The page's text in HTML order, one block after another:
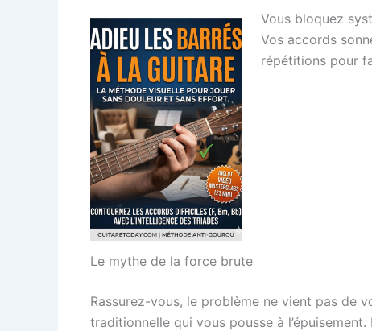
Vous bloquez
Vos accords
répétitions pour
Le mythe de la force brute
Rassurez-vous, le problème ne vient pas de
traditionnelle qui vous pousse à